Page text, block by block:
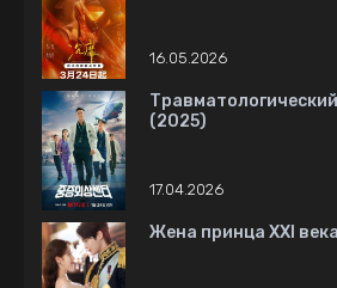
16.05.2026
(2025)
17.04.2026
Жена принца XXI